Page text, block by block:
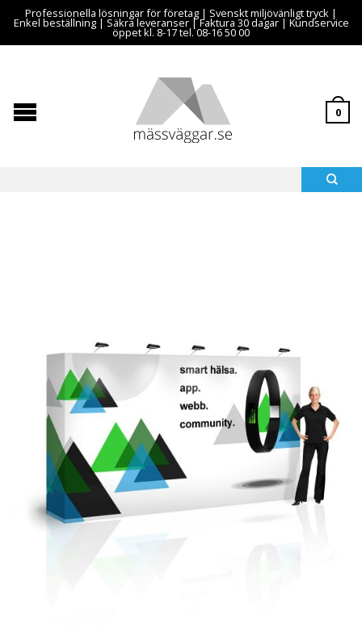
Professionella lösningar för företag | Svenskt miljövänligt tryck |
Enkel beställning | Säkra leveranser | Faktura 30 dagar | Kundservice
öppet kl. 8-17 tel. 08-16 50 00
0